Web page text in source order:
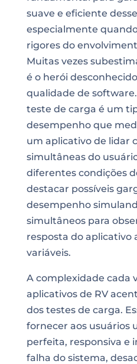
suave e eficiente
especialmente
rigores do
Muitas vezes
é o herói
qualidade de
teste de carga é um
desempenho que
um aplicativo de lidar
simultâneas do
diferentes condições
destacar possíveis
desempenho
simultâneos para
resposta do aplicativo
variáveis.
A complexidade cada
aplicativos de RV
dos testes de carga.
fornecer aos usuários
perfeita, responsiva e
falha do sistema,